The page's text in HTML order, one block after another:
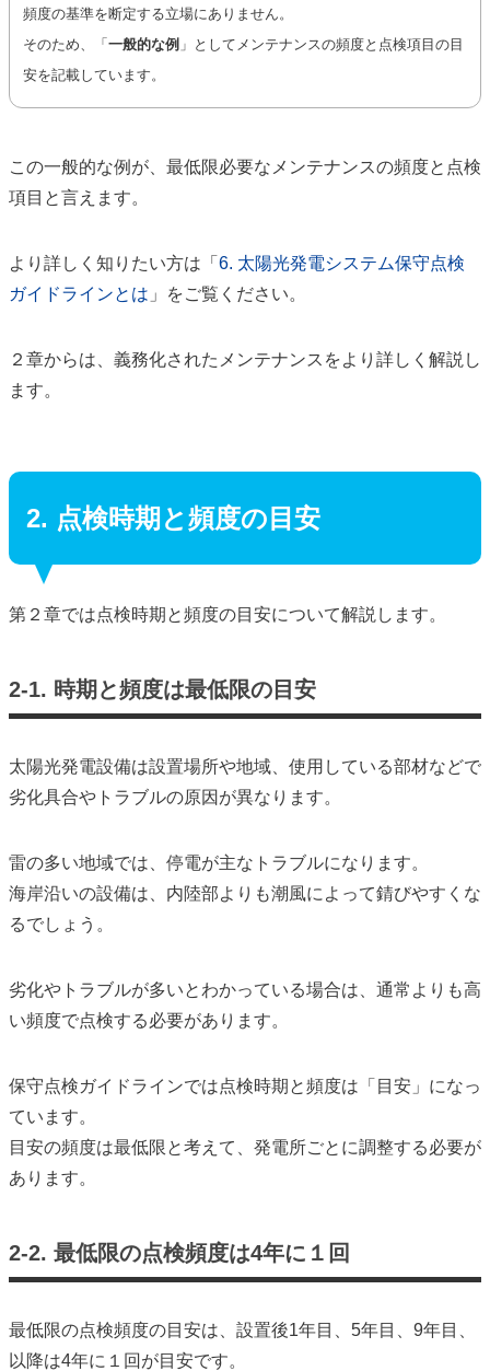
頻度の基準を断定する立場にありません。
そのため、「 一般的な例 」としてメンテナンスの頻度と点検項目の目
安を記載しています。
この一般的な例が、最低限必要なメンテナンスの頻度と点検
項目と言えます。
より詳しく知りたい方は「 6. 太陽光発電システム保守点検
ガイドラインとは 」をご覧ください。
２章からは、義務化されたメンテナンスをより詳しく解説し
ます。
2. 点検時期と頻度の目安
第２章では点検時期と頻度の目安について解説します。
2-1. 時期と頻度は最低限の目安
太陽光発電設備は設置場所や地域、使用している部材などで
劣化具合やトラブルの原因が異なります。
雷の多い地域では、停電が主なトラブルになります。
海岸沿いの設備は、内陸部よりも潮風によって錆びやすくな
るでしょう。
劣化やトラブルが多いとわかっている場合は、通常よりも高
い頻度で点検する必要があります。
保守点検ガイドラインでは点検時期と頻度は「目安」になっ
ています。
目安の頻度は最低限と考えて、発電所ごとに調整する必要が
あります。
2-2. 最低限の点検頻度は4年に１回
最低限の点検頻度の目安は、設置後1年目、5年目、9年目、
以降は4年に１回が目安です。